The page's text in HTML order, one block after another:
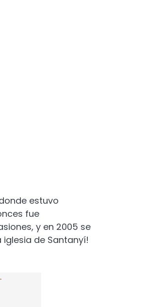
estuvo
fue
y en 2005 se
de Santanyí!